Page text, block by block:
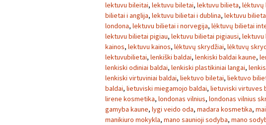
lektuvu bileitai, lektuvu biletai, lektuvu bilieta, lėktuvų
bilietai i anglija, lektuvu bilietai i dublina, lektuvu
londona, lektuvu bilietai i norvegija, lėktuvų bilietai
lektuvu bilietai pigiau, lektuvu bilietai pigiausi, lektuvu
kainos, lektuvu kainos, lėktuvų skrydžiai, lėktuvų
lektuvubilietai, lenkiški baldai, lenkiski baldai kaune,
lenkiski odiniai baldai, lenkiski plastikiniai langai,
lenkiski virtuviniai baldai, liektuvo biletai, liektuvo
baldai, lietuviski miegamojo baldai, lietuviski virtuves
lirene kosmetika, londonas vilnius, londonas vilnius
gamyba kaune, lygi veido oda, madara kosmetika,
manikiuro mokykla, mano saunioji sodyba, mano